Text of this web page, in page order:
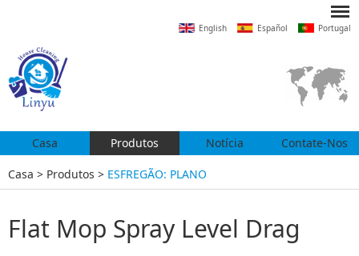
English Español Portugal
Casa Produtos Notícia Contate-Nos
Casa > Produtos > ESFREGÃO: PLANO
Flat Mop Spray Level Drag